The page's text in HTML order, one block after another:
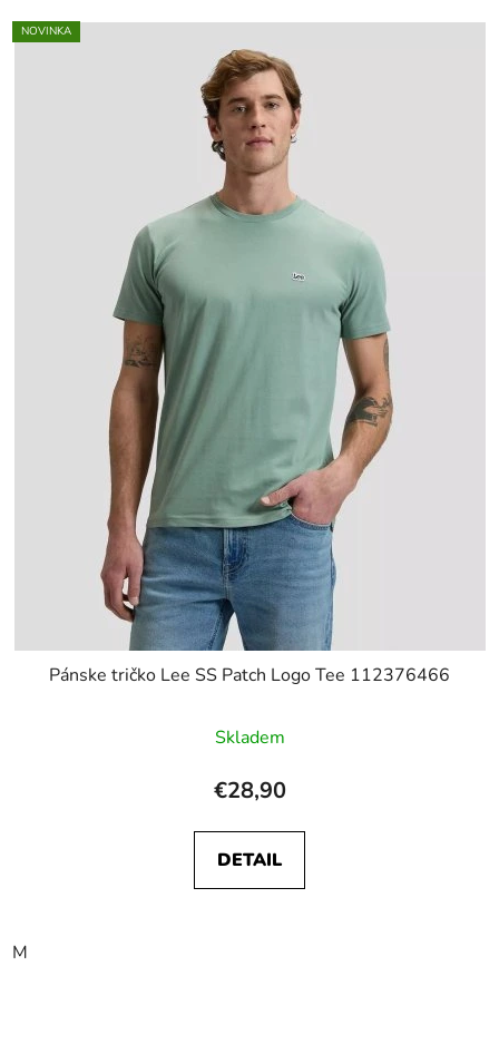
NOVINKA
Pánske tričko Lee SS Patch Logo Tee 112376466
Skladem
€28,90
DETAIL
M